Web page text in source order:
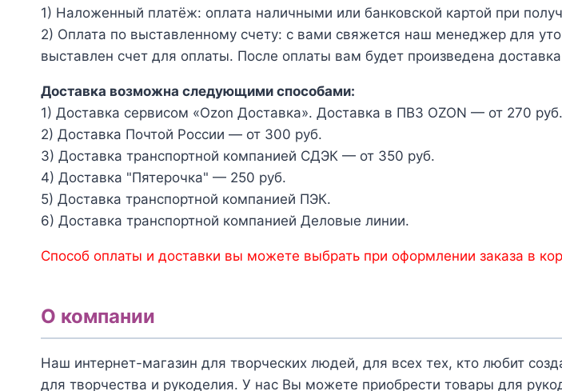
1) Наложенный платёж: оплата наличными или банковской картой при
2) Оплата по выставленному счету: с вами свяжется наш менеджер для
выставлен счет для оплаты. После оплаты вам будет произведена
Доставка возможна следующими способами:
1) Доставка сервисом «Ozon Доставка». Доставка в ПВЗ OZON — от 270 руб.
2) Доставка Почтой России — от 300 руб.
3) Доставка транспортной компанией СДЭК — от 350 руб.
4) Доставка "Пятерочка" — 250 руб.
5) Доставка транспортной компанией ПЭК.
6) Доставка транспортной компанией Деловые линии.
Способ оплаты и доставки вы можете выбрать при оформлении заказа в
О компании
Наш интернет-магазин для творческих людей, для всех тех, кто любит
для творчества и рукоделия. У нас Вы можете приобрести товары для